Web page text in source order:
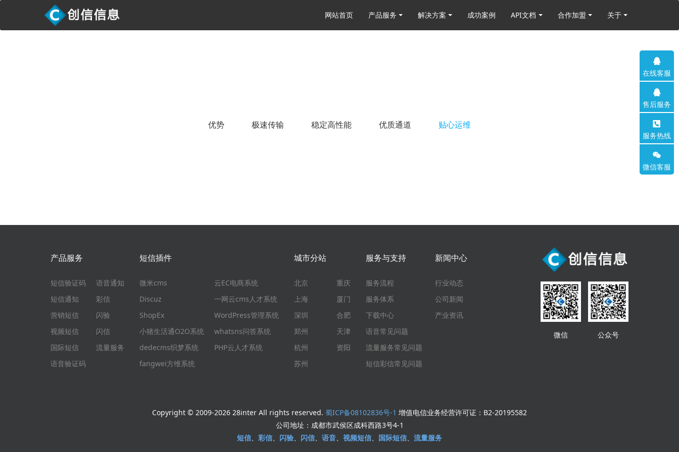
网站首页 产品服务 解决方案 成功案例 API文档 合作加盟 关于
优势 极速传输 稳定高性能 优质通道 贴心运维
产品服务
短信验证码
短信通知
营销短信
视频短信
国际短信
语音验证码
语音通知
彩信
闪验
闪信
流量服务
短信插件
微米cms
Discuz
ShopEx
小猪生活通O2O系统
dedecms织梦系统
fangwei方维系统
云EC电商系统
一网云cms人才系统
WordPress管理系统
whatsns问答系统
PHP云人才系统
城市分站
北京
上海
深圳
郑州
杭州
苏州
重庆
厦门
合肥
天津
资阳
服务与支持
服务流程
服务体系
下载中心
语音常见问题
流量服务常见问题
短信彩信常见问题
新闻中心
行业动态
公司新闻
产业资讯
微信 公众号
Copyright © 2009-2026 28inter All rights reserved. 蜀ICP备08102836号-1 增值电信业务经营许可证：B2-20195582
公司地址：成都市武侯区成科西路3号4-1
短信、 彩信、 闪验、 闪信、 语音、 视频短信、 国际短信、 流量服务
在线客服
售后服务
服务热线
微信客服